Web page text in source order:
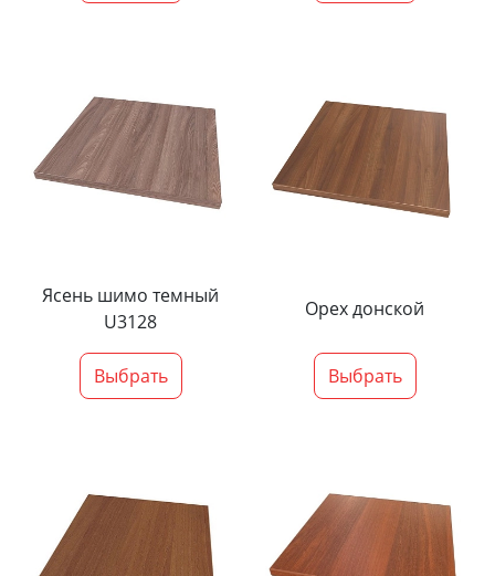
Ясень шимо темный
U3128
Выбрать
Орех донской
Выбрать